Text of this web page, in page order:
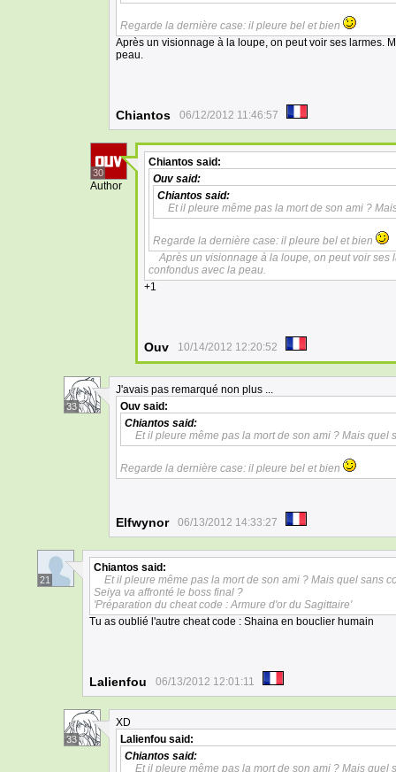
Regarde la dernière case: il pleure bel et bien
Après un visionnage à la loupe, on peut voir ses larmes.
peau.
Chiantos 06/12/2012 11:46:57
30
Author
Chiantos said:
Ouv said:
Chiantos said:
Et il pleure même pas la mort de son ami ?
Regarde la dernière case: il pleure bel et bien
Après un visionnage à la loupe, on peut voir
confondus avec la peau.
+1
Ouv 10/14/2012 12:20:52
33
J'avais pas remarqué non plus ...
Ouv said:
Chiantos said:
Et il pleure même pas la mort de son ami ? Mais quel
Regarde la dernière case: il pleure bel et bien
Elfwynor 06/13/2012 14:33:27
21
Chiantos said:
Et il pleure même pas la mort de son ami ? Mais quel sans
Seiya va affronté le boss final ?
'Préparation du cheat code : Armure d'or du Sagittaire'
Tu as oublié l'autre cheat code : Shaina en bouclier humain
Lalienfou 06/13/2012 12:01:11
33
XD
Lalienfou said:
Chiantos said:
Et il pleure même pas la mort de son ami ? Mais quel